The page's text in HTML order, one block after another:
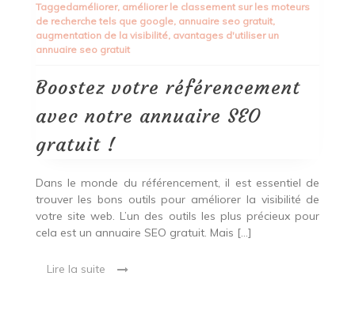
référencement
avec
notre
!
Taggedaméliorer, améliorer le classement sur les moteurs
de recherche tels que google, annuaire seo gratuit,
augmentation de la visibilité, avantages d'utiliser un
annuaire seo gratuit
Boostez votre référencement
avec notre annuaire SEO
gratuit !
Dans le monde du référencement, il est essentiel de
trouver les bons outils pour améliorer la visibilité de
votre site web. L’un des outils les plus précieux pour
cela est un annuaire SEO gratuit. Mais […]
Lire la suite